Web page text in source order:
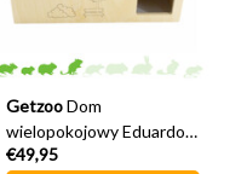
Getzoo Dom
wielopokojowy Eduardo
30 cm
€49,95